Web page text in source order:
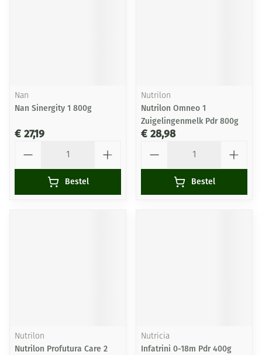
Nan
Nan Sinergity 1 800g
€ 27,19
Bestel
Nutrilon
Nutrilon Omneo 1
Zuigelingenmelk Pdr 800g
€ 28,98
Bestel
Nutrilon
Nutrilon Profutura Care 2
Nutricia
Infatrini 0-18m Pdr 400g